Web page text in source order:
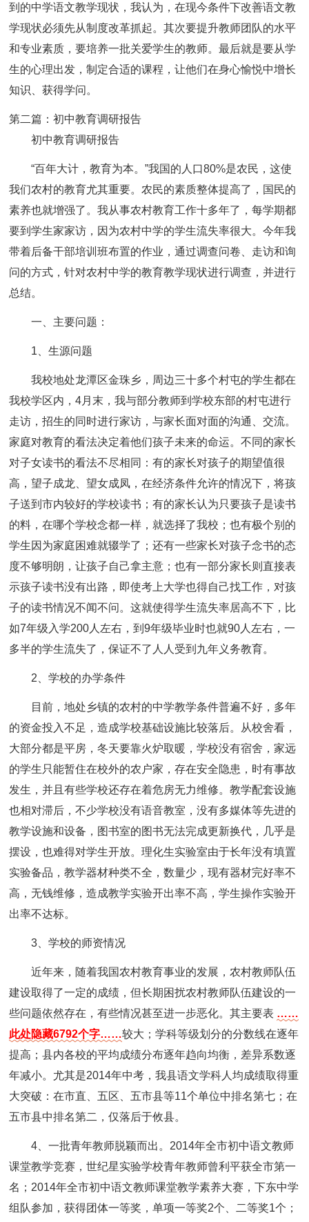
到的中学语文教学现状，我认为，在现今条件下改善语文教
学现状必须先从制度改革抓起。其次要提升教师团队的水平
和专业素质，要培养一批关爱学生的教师。最后就是要从学
生的心理出发，制定合适的课程，让他们在身心愉悦中增长
知识、获得学问。
第二篇：初中教育调研报告
初中教育调研报告
“百年大计，教育为本。”我国的人口80%是农民，这使
我们农村的教育尤其重要。农民的素质整体提高了，国民的
素养也就增强了。我从事农村教育工作十多年了，每学期都
要到学生家家访，因为农村中学的学生流失率很大。今年我
带着后备干部培训班布置的作业，通过调查问卷、走访和询
问的方式，针对农村中学的教育教学现状进行调查，并进行
总结。
一、主要问题：
1、生源问题
我校地处龙潭区金珠乡，周边三十多个村屯的学生都在
我校学区内，4月末，我与部分教师到学校东部的村屯进行
走访，招生的同时进行家访，与家长面对面的沟通、交流。
家庭对教育的看法决定着他们孩子未来的命运。不同的家长
对子女读书的看法不尽相同：有的家长对孩子的期望值很
高，望子成龙、望女成凤，在经济条件允许的情况下，将孩
子送到市内较好的学校读书；有的家长认为只要孩子是读书
的料，在哪个学校念都一样，就选择了我校；也有极个别的
学生因为家庭困难就辍学了；还有一些家长对孩子念书的态
度不够明朗，让孩子自己拿主意；也有一部分家长则直接表
示孩子读书没有出路，即使考上大学也得自己找工作，对孩
子的读书情况不闻不问。这就使得学生流失率居高不下，比
如7年级入学200人左右，到9年级毕业时也就90人左右，一
多半的学生流失了，保证不了人人受到九年义务教育。
2、学校的办学条件
目前，地处乡镇的农村的中学教学条件普遍不好，多年
的资金投入不足，造成学校基础设施比较落后。从校舍看，
大部分都是平房，冬天要靠火炉取暖，学校没有宿舍，家远
的学生只能暂住在校外的农户家，存在安全隐患，时有事故
发生，并且有些学校还存在着危房无力维修。教学配套设施
也相对滞后，不少学校没有语音教室，没有多媒体等先进的
教学设施和设备，图书室的图书无法完成更新换代，几乎是
摆设，也难得对学生开放。理化生实验室由于长年没有填置
实验备品，教学器材种类不全，数量少，现有器材完好率不
高，无钱维修，造成教学实验开出率不高，学生操作实验开
出率不达标。
3、学校的师资情况
近年来，随着我国农村教育事业的发展，农村教师队伍
建设取得了一定的成绩，但长期困扰农村教师队伍建设的一
些问题依然存在，有些情况甚至进一步恶化。其主要表 ……
此处隐藏6792个字……较大；学科等级划分的分数线在逐年
提高；县内各校的平均成绩分布逐年趋向均衡，差异系数逐
年减小。尤其是2014年中考，我县语文学科人均成绩取得重
大突破：在市直、五区、五市县等11个单位中排名第七；在
五市县中排名第二，仅落后于攸县。
4、一批青年教师脱颖而出。2014年全市初中语文教师
课堂教学竞赛，世纪星实验学校青年教师曾利平获全市第一
名；2014年全市初中语文教师课堂教学素养大赛，下东中学
组队参加，获得团体一等奖，单项一等奖2个、二等奖1个；